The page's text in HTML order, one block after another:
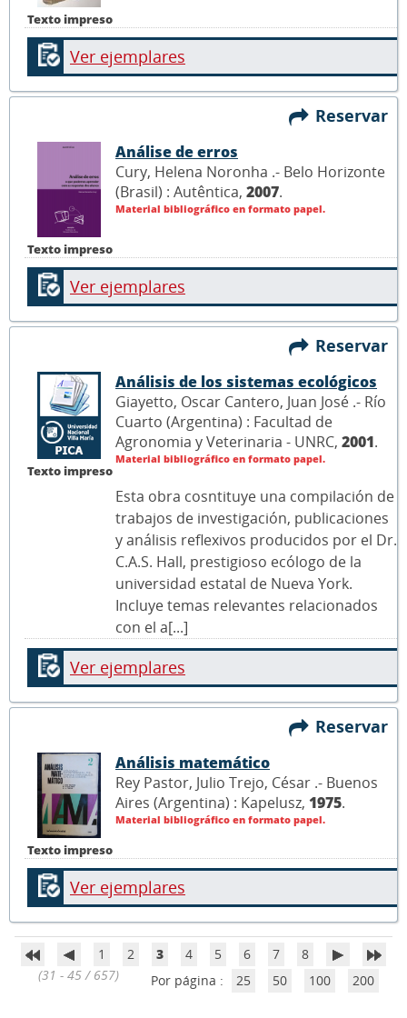
Texto impreso
Ver ejemplares
Reservar
Texto impreso
Análise de erros
Cury, Helena Noronha .- Belo Horizonte
(Brasil) : Autêntica, 2007.
Material bibliográfico en formato papel.
Ver ejemplares
Reservar
Texto impreso
Análisis de los sistemas ecológicos
Giayetto, Oscar Cantero, Juan José .- Río
Cuarto (Argentina) : Facultad de
Agronomia y Veterinaria - UNRC, 2001.
Material bibliográfico en formato papel.
Esta obra cosntituye una compilación de
trabajos de investigación, publicaciones
y análisis reflexivos producidos por el Dr.
C.A.S. Hall, prestigioso ecólogo de la
universidad estatal de Nueva York.
Incluye temas relevantes relacionados
con el a[...]
Ver ejemplares
Reservar
Texto impreso
Análisis matemático
Rey Pastor, Julio Trejo, César .- Buenos
Aires (Argentina) : Kapelusz, 1975.
Material bibliográfico en formato papel.
Ver ejemplares
1 2 3 4 5 6 7
8
(31 - 45 / 657)
Por página : 25 50 100 200